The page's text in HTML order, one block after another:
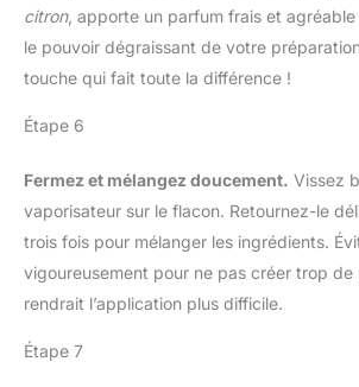
citron, apporte un parfum frais et
le pouvoir dégraissant de votre
touche qui fait toute la différence !
Étape 6
Fermez et mélangez doucement. Vissez
vaporisateur sur le flacon. Retournez-le
trois fois pour mélanger les ingrédients.
vigoureusement pour ne pas créer trop de
rendrait l’application plus difficile.
Étape 7